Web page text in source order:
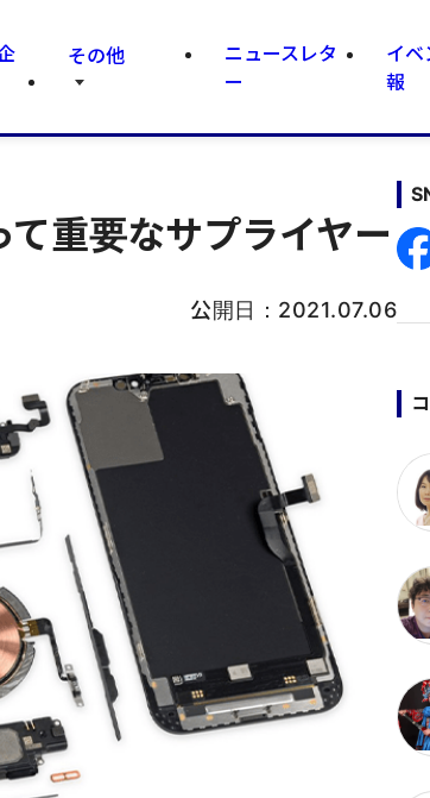
その他
ニュースレタ
ー
イベ
報
重要なサプライヤー
公開日： 2021.07.06